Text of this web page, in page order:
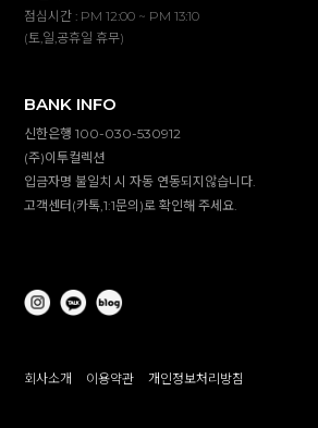
점심시간 : PM 12:00 ~ PM 13:10
(토,일,공휴일 휴무)
BANK INFO
신한은행 100-030-530912
(주)이투컬렉션
입금자명 불일치 시 자동 연동되지않습니다.
고객센터(카톡,1:1문의)로 확인해 주세요.
회사소개 이용약관 개인정보처리방침